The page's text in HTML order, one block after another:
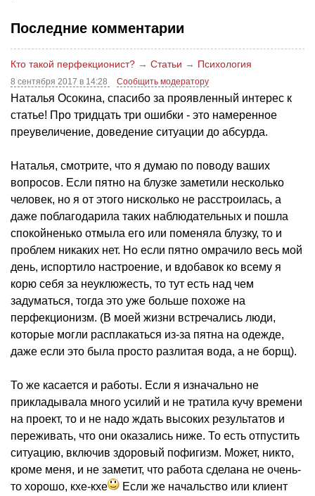
Последние комментарии
Кто такой перфекционист? → Статьи → Психология
8 сентября 2017 в 14:28 Сообщить модератору
Наталья Осокина, спасибо за проявленный интерес к
статье! Про тридцать три ошибки - это намеренное
преувеличение, доведение ситуации до абсурда.
Наталья, смотрите, что я думаю по поводу ваших
вопросов. Если пятно на блузке заметили несколько
человек, но я от этого нисколько не расстроилась, а
даже поблагодарила таких наблюдательных и пошла
спокойненько отмыла его или поменяла блузку, то и
проблем никаких нет. Но если пятно омрачило весь мой
день, испортило настроение, и вдобавок ко всему я
корю себя за неуклюжесть, то тут есть над чем
задуматься, тогда это уже больше похоже на
перфекционизм. (В моей жизни встречались люди,
которые могли расплакаться из-за пятна на одежде,
даже если это была просто разлитая вода, а не борщ).
То же касается и работы. Если я изначально не
прикладывала много усилий и не тратила кучу времени
на проект, то и не надо ждать высоких результатов и
переживать, что они оказались ниже. То есть отпустить
ситуацию, включив здоровый пофигизм. Может, никто,
кроме меня, и не заметит, что работа сделана не очень-
то хорошо, кхе-кхе
Если же начальство или клиент